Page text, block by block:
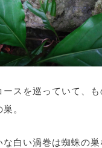
ースを巡っていて、
。
白い渦巻は蜘蛛の巣